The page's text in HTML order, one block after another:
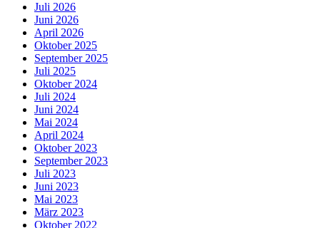
Juli 2026
Juni 2026
April 2026
Oktober 2025
September 2025
Juli 2025
Oktober 2024
Juli 2024
Juni 2024
Mai 2024
April 2024
Oktober 2023
September 2023
Juli 2023
Juni 2023
Mai 2023
März 2023
Oktober 2022